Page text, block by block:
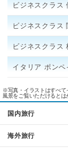
ビジネスクラス
ビジネスクラス
ビジネスクラス
イタリア ポンペ
※写真・イラストはすべて
風景をご覧いただけるとは
国内旅行
海外旅行